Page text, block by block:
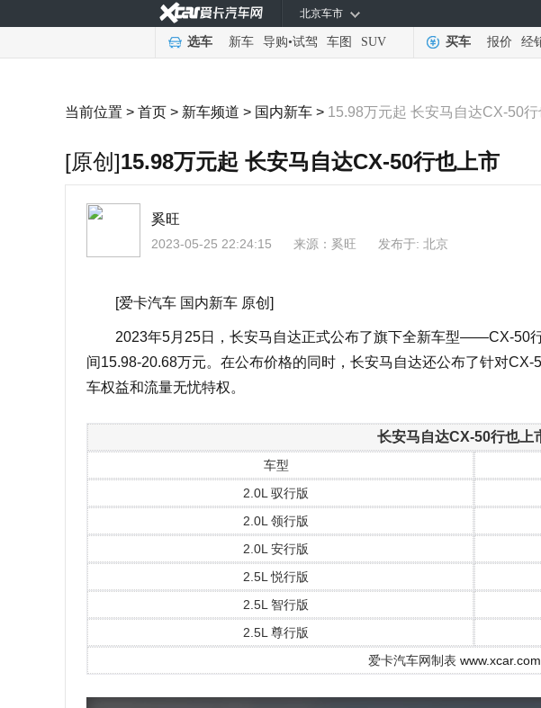
北京车市
选车 新车 导购•试驾 车图 SUV 买车 报价 经
当前位置 > 首页 > 新车频道 > 国内新车 > 15.98万元起 长安马自达CX-50
[原创]15.98万元起 长安马自达CX-50行也上市
奚旺
2023-05-25 22:24:15 来源： 奚旺 发布于: 北京
[爱卡汽车 国内新车 原创]
2023年5月25日，长安马自达正式公布了旗下全新车型——CX-50行
间15.98-20.68万元。在公布价格的同时，长安马自达还公布了针对
车权益和流量无忧特权。
长安马自达CX-50行也上
车型
2.0L 驭行版
2.0L 领行版
2.0L 安行版
2.5L 悦行版
2.5L 智行版
2.5L 尊行版
爱卡汽车网制表